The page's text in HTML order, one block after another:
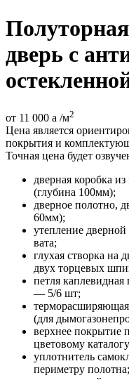
дверь с
от 11 000 a /м2
Цена является
покрытия и
Точная цена будет
дверная коробка
(глубина 100мм);
дверное полотно,
60мм);
утепление
вата;
глухая створка на
двух торцевых
петля
— 5/6 шт;
(для
верхнее покрытие
цветовому
уплотнитель
периметру полотна;